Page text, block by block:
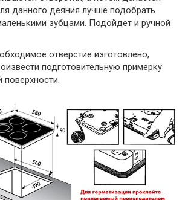
данного деяния лучше подобрать
зубцами. Подойдет и ручной
отверстие изготовлено,
подготовительную примерку
поверхности.